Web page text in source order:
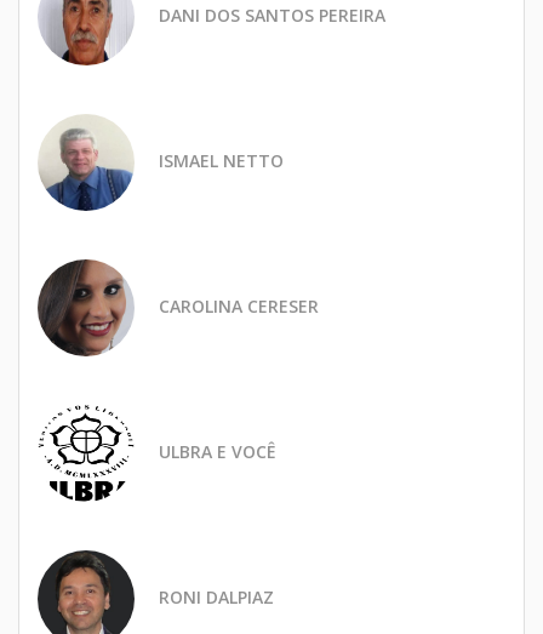
DANI DOS SANTOS PEREIRA
ISMAEL NETTO
CAROLINA CERESER
ULBRA E VOCÊ
RONI DALPIAZ